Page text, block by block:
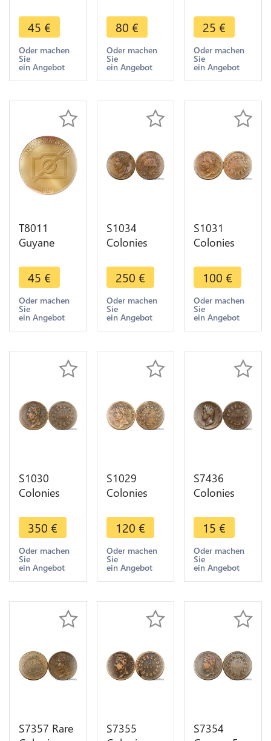
Guyana
Guadeloupe
5 Centimes
Charles X
1828 A
45 €
Oder machen
Sie
ein Angebot
Guyana
Guadeloupe
5 Centimes
Charles X
Roi 1825 A
80 €
Oder machen
Sie
ein Angebot
Cayenne 2
sous 1789 -
> Faire
offre
25 €
Oder machen
Sie
ein Angebot
T8011
Guyane
Cayenne 2
sous 1789 -
> Faire
offre
45 €
Oder machen
Sie
ein Angebot
S1034
Colonies
Centimes
Charles X
1828 A
Paris ->
Faire Offre
250 €
Oder machen
Sie
ein Angebot
S1031
Colonies
Centimes
Charles X
1828 A
Paris ->
Faire Offre
100 €
Oder machen
Sie
ein Angebot
S1030
Colonies
Centimes
Charles X
1828 A
Paris ->
Faire Offre
350 €
Oder machen
Sie
ein Angebot
S1029
Colonies
Centimes
Charles X
1825 A
Paris ->
Faire Offre
120 €
Oder machen
Sie
ein Angebot
S7436
Colonies
Centimes
Louis-
Philippe
1839 A
Paris -
15 €
Oder machen
Sie
ein Angebot
S7357 Rare
S7355
S7354